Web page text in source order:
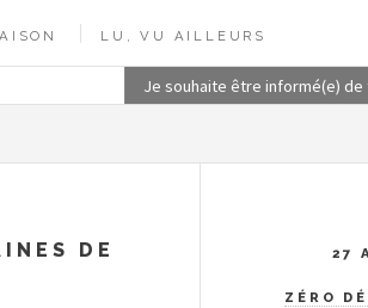
LU, VU AILLEURS
Je souhaite être informé(e)
DE
27
ZÉRO